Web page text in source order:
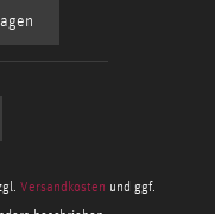
Versandkosten und ggf.